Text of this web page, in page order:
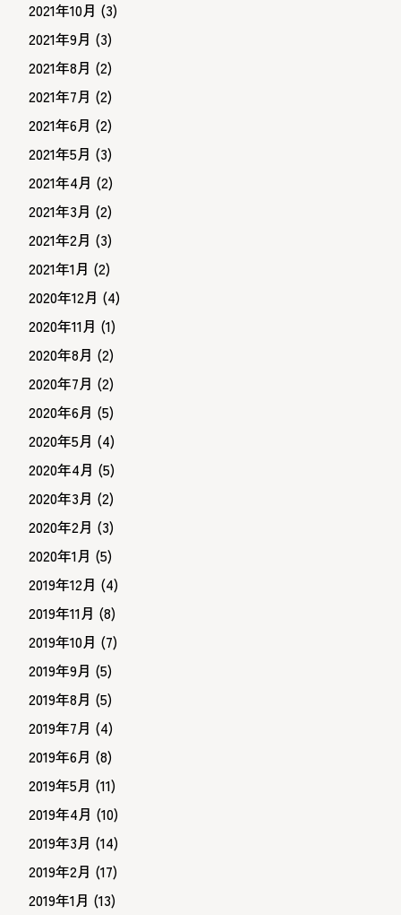
2021年10月 (3)
2021年9月 (3)
2021年8月 (2)
2021年7月 (2)
2021年6月 (2)
2021年5月 (3)
2021年4月 (2)
2021年3月 (2)
2021年2月 (3)
2021年1月 (2)
2020年12月 (4)
2020年11月 (1)
2020年8月 (2)
2020年7月 (2)
2020年6月 (5)
2020年5月 (4)
2020年4月 (5)
2020年3月 (2)
2020年2月 (3)
2020年1月 (5)
2019年12月 (4)
2019年11月 (8)
2019年10月 (7)
2019年9月 (5)
2019年8月 (5)
2019年7月 (4)
2019年6月 (8)
2019年5月 (11)
2019年4月 (10)
2019年3月 (14)
2019年2月 (17)
2019年1月 (13)